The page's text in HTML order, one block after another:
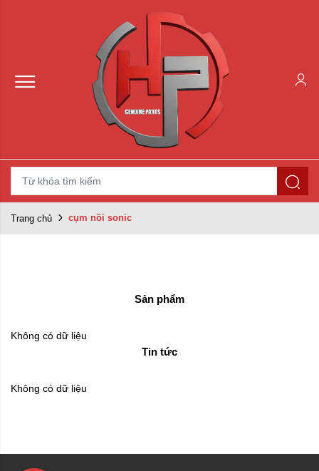
Trang chủ cụm nồi sonic
Sản phẩm
Không có dữ liệu
Tin tức
Không có dữ liệu